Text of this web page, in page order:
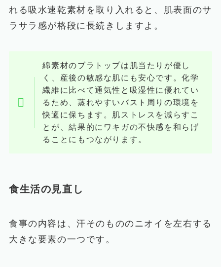
れる吸水速乾素材を取り入れると、肌表面のサ
ラサラ感が格段に長続きしますよ。
綿素材のブラトップは肌当たりが優し
く、産後の敏感な肌にも安心です。化学
繊維に比べて通気性と吸湿性に優れてい
るため、蒸れやすいバスト周りの環境を
快適に保ちます。肌ストレスを減らすこ
とが、結果的にワキガの不快感を和らげ
ることにもつながります。
食生活の見直し
食事の内容は、汗そのもののニオイを左右する
大きな要素の一つです。